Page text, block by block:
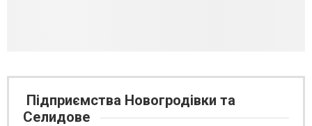
Підприємства Новогродівки та
Селидове